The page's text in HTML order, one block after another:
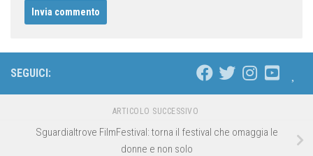
SEGUICI:
ARTICOLO SUCCESSIVO
Sguardialtrove FilmFestival: torna il festival che omaggia le
donne e non solo